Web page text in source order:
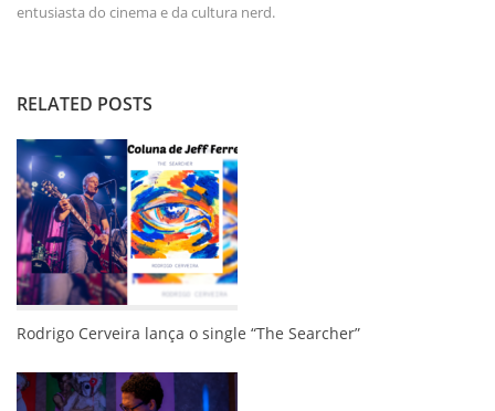
entusiasta do cinema e da cultura nerd.
RELATED POSTS
Rodrigo Cerveira lança o single “The Searcher”